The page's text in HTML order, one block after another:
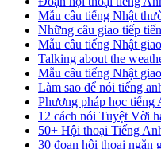
Mẫu câu tiếng Nhật
Những câu giao tiếp
Mẫu câu tiếng Nhật
Talking about the
Mẫu câu tiếng Nhật
Làm sao để nói tiếng
Phương pháp học tiếng
12 cách nói Tuyệt Vời
50+ Hội thoại Tiếng
30 đoạn hội thoại ngắn